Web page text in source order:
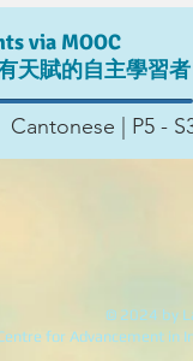
via MOOC
天賦的自主學習者
Cantonese | P5 -
© 2024 by
for Advancement in